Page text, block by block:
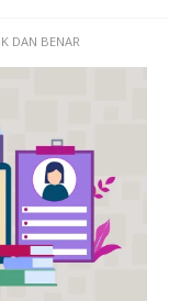
DAN BENAR